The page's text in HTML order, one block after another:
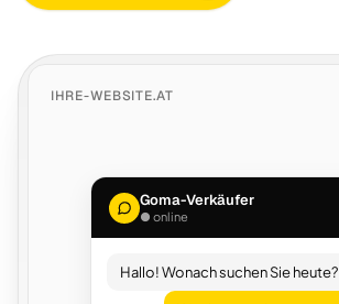
IHRE-WEBSITE.AT
Goma-Verkäufer
● online
Hallo! Wonach suchen Sie heute?